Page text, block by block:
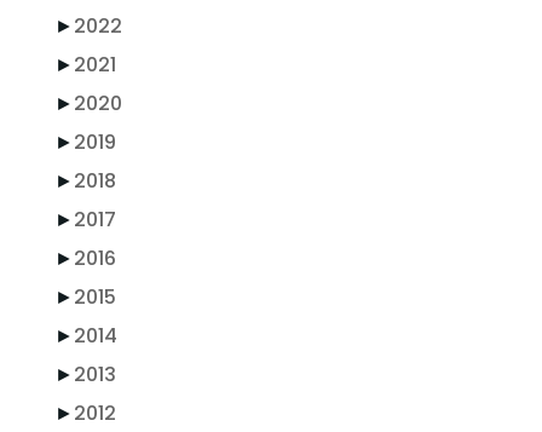
►2022
►2021
►2020
►2019
►2018
►2017
►2016
►2015
►2014
►2013
►2012